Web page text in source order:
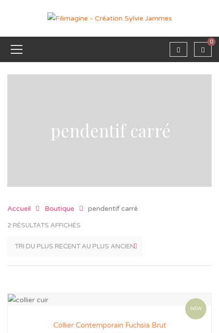
0
pendentif carré
Accueil Boutique pendentif carré
2 RÉSULTATS AFFICHÉS
NEW
Collier Contemporain Fuchsia Brut